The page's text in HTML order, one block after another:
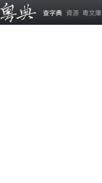
查字典 資源 粵文庫